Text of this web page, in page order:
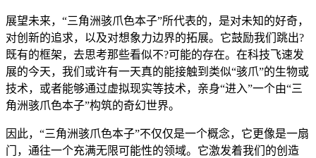
展望未来，“三角洲骇爪色本子”所代表的，是对未知的好奇，
对创新的追求，以及对想象力边界的拓展。它鼓励我们跳出?
既有的框架，去思考那些看似不?可能的存在。在科技飞速发
展的今天，我们或许有一天真的能接触到类似“骇爪”的生物或
技术，或者能够通过虚拟现实等技术，亲身“进入”一个由“三
角洲骇爪色本子”构筑的奇幻世界。
因此，“三角洲骇爪色本子”不仅仅是一个概念，它更像是一扇
门，通往一个充满无限可能性的领域。它激发着我们的创造